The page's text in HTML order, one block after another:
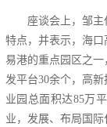
座谈会上，邹
特点，并表示，海
易港的重点园区之
发平台30余个，高
业园总面积达85万
业，发展、布局国